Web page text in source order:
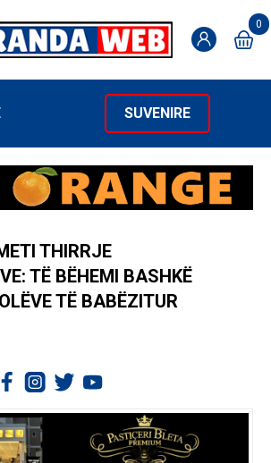
0
SUVENIRE
THIRRJE
TË BËHEMI BASHKË
TË BABËZITUR